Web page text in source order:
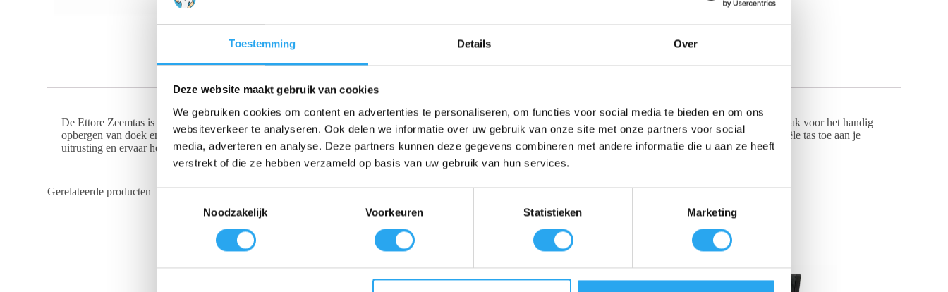
Toestemming Details Over
Deze website maakt gebruik van cookies
We gebruiken cookies om content en advertenties te personaliseren, om functies voor social media te bieden en om ons
websiteverkeer te analyseren. Ook delen we informatie over uw gebruik van onze site met onze partners voor social
media, adverteren en analyse. Deze partners kunnen deze gegevens combineren met andere informatie die u aan ze heeft
verstrekt of die ze hebben verzameld op basis van uw gebruik van hun services.
Noodzakelijk Voorkeuren Statistieken Marketing
Beschrijving Beoordelingen (0)
De Ettore Zeemtas is een onmisbare accessoire voor glazenwassers, ontworpen met duurzaamheid in gedachten. Deze zeemtas is versterkt met rubber en biedt één vak voor het handig
opbergen van doek en/of spons. Met aandacht voor kwaliteit en functionaliteit, voldoet de Ettore Zeemtas aan de eisen van professioneel gebruik. Voeg deze essentiële tas toe aan je
uitrusting en ervaar het gemak van georganiseerd en efficiënt werken tijdens het schoonmaken van ramen.
Gerelateerde producten